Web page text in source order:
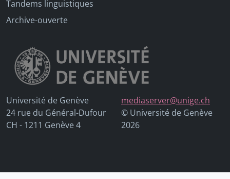
Tandems linguistiques
Archive-ouverte
Université de Genève
24 rue du Général-Dufour
CH - 1211 Genève 4
mediaserver@unige.ch
© Université de Genève
2026